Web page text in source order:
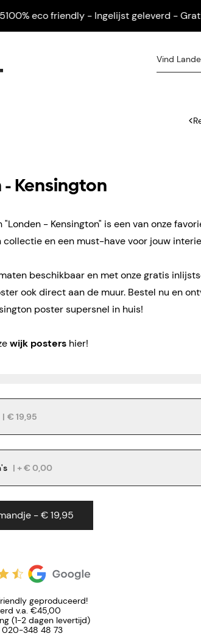
eco friendly - Ingelijst geleverd - Gratis
- Kensington
"Londen - Kensington" is een van onze
collectie en een must-have voor jouw
beschikbaar en met onze gratis
ook direct aan de muur. Bestel nu en
poster supersnel in huis!
wijk posters hier!
| € 19,95
| + € 0,00
- € 19,95
geproduceerd!
v.a. €45,00
(1-2 dagen levertijd)
020-348 48 73